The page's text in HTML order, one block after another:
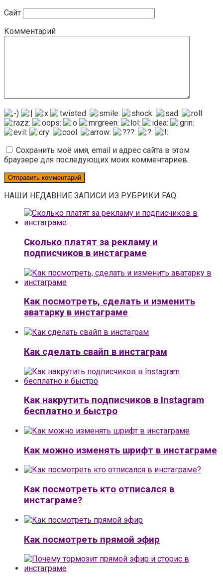
Сайт
Комментарий
Сохранить моё имя, email и адрес сайта в этом
браузере для последующих моих комментариев.
НАШИ НЕДАВНИЕ ЗАПИСИ ИЗ РУБРИКИ FAQ
Сколько платят за рекламу и
подписчиков в инстаграме
Как посмотреть, сделать и изменить
аватарку в инстаграме
Как сделать свайп в инстаграм
Как накрутить подписчиков в Instagram
бесплатно и быстро
Как можно изменять шрифт в инстаграме
Как посмотреть кто отписался в
инстаграме?
Как посмотреть прямой эфир